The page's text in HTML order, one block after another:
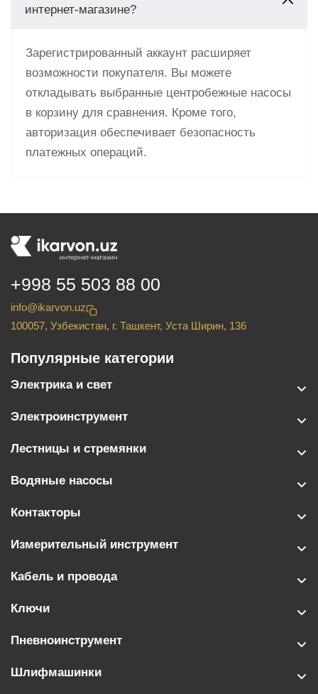
интернет-магазине?
Зарегистрированный аккаунт расширяет
возможности покупателя. Вы можете
откладывать выбранные центробежные насосы
в корзину для сравнения. Кроме того,
авторизация обеспечивает безопасность
платежных операций.
+998 55 503 88 00
info@ikarvon.uz
100057, Узбекистан, г. Ташкент, Уста Ширин, 136
Популярные категории
Электрика и свет
Электроинструмент
Лестницы и стремянки
Водяные насосы
Контакторы
Измерительный инструмент
Кабель и провода
Ключи
Пневноинструмент
Шлифмашинки